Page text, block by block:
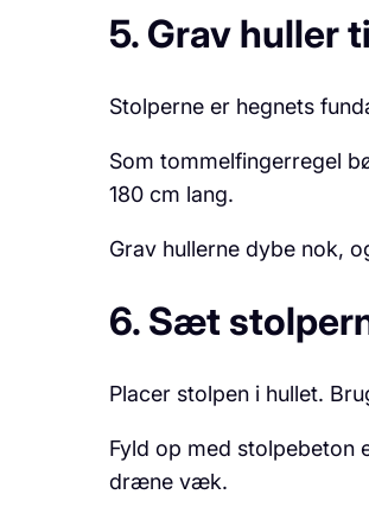
5. Grav huller
Stolperne er hegnets
Som tommelfingerregel
180 cm lang.
Grav hullerne dybe nok,
6. Sæt
Placer stolpen i hullet.
Fyld op med stolpebeton
dræne væk.